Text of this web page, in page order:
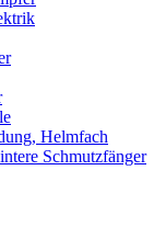
Helmfach
Schmutzfänger